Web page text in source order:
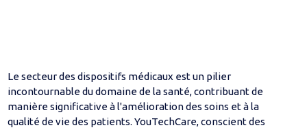
Le secteur des dispositifs médicaux est un pilier
incontournable du domaine de la santé, contribuant de
manière significative à l'amélioration des soins et à la
qualité de vie des patients. YouTechCare, conscient des